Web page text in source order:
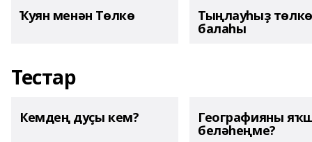
Ҡуян менән Төлкө Тыңлауһыҙ төлкө
балаһы
Тестар
Кемдең дуҫы кем? Географияны
беләһеңме?